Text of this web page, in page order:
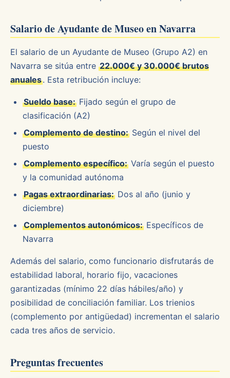
Salario de Ayudante de Museo en Navarra
El salario de un Ayudante de Museo (Grupo A2) en
Navarra se sitúa entre 22.000€ y 30.000€ brutos
anuales. Esta retribución incluye:
Sueldo base: Fijado según el grupo de
clasificación (A2)
Complemento de destino: Según el nivel del
puesto
Complemento específico: Varía según el puesto
y la comunidad autónoma
Pagas extraordinarias: Dos al año (junio y
diciembre)
Complementos autonómicos: Específicos de
Navarra
Además del salario, como funcionario disfrutarás de
estabilidad laboral, horario fijo, vacaciones
garantizadas (mínimo 22 días hábiles/año) y
posibilidad de conciliación familiar. Los trienios
(complemento por antigüedad) incrementan el salario
cada tres años de servicio.
Preguntas frecuentes